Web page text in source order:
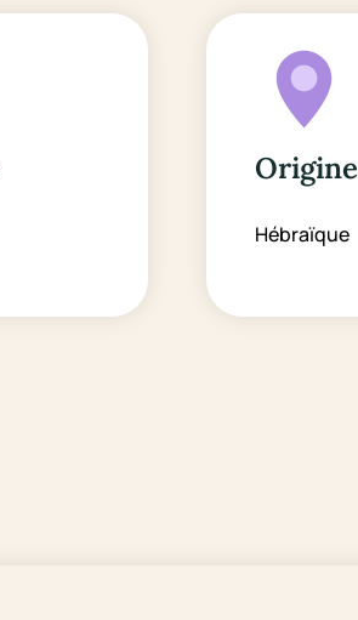
Origine
Hébraïque